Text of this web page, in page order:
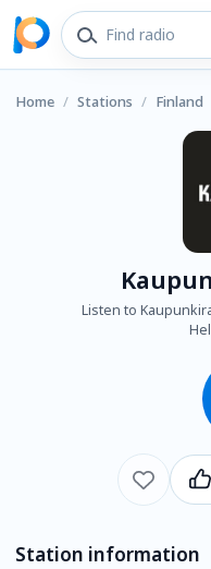
Home / Stations / Finland
Listen to
Station information